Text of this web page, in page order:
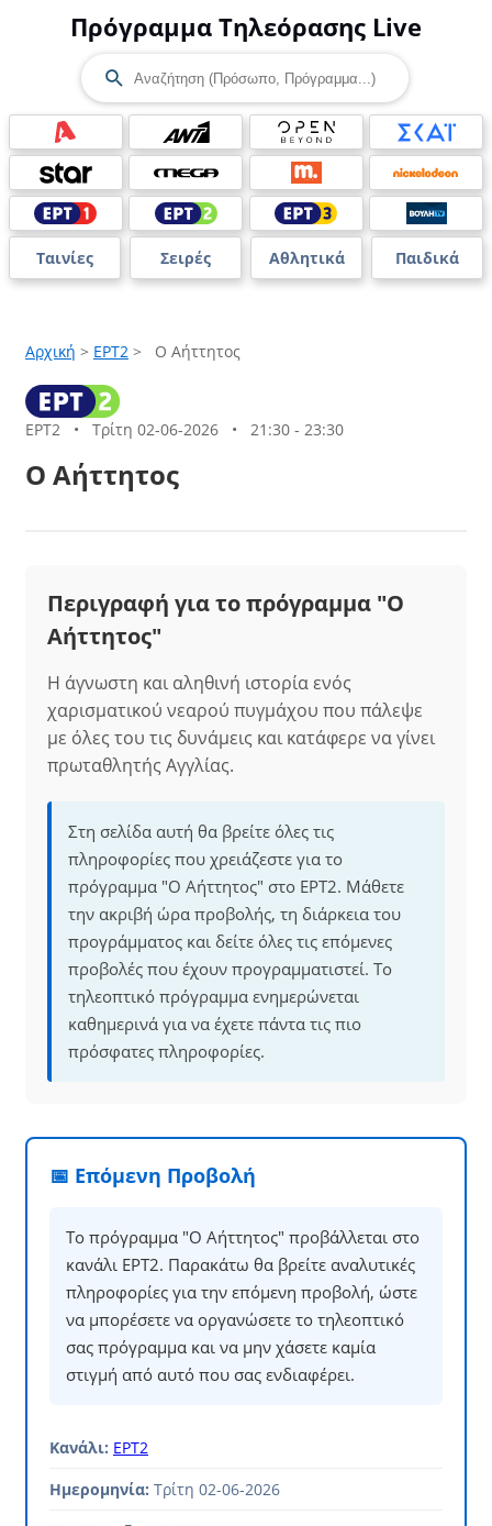
Πρόγραμμα Τηλεόρασης Live
Ταινίες Σειρές Αθλητικά Παιδικά
Αρχική > ΕΡΤ2 > Ο Aήττητος
ΕΡΤ2 • Τρίτη 02-06-2026 • 21:30 - 23:30
Ο Aήττητος
Περιγραφή για το πρόγραμμα "Ο
Aήττητος"
Η άγνωστη και αληθινή ιστορία ενός
χαρισματικού νεαρού πυγμάχου που πάλεψε
με όλες του τις δυνάμεις και κατάφερε να γίνει
πρωταθλητής Αγγλίας.
Στη σελίδα αυτή θα βρείτε όλες τις
πληροφορίες που χρειάζεστε για το
πρόγραμμα "Ο Aήττητος" στο ΕΡΤ2. Μάθετε
την ακριβή ώρα προβολής, τη διάρκεια του
προγράμματος και δείτε όλες τις επόμενες
προβολές που έχουν προγραμματιστεί. Το
τηλεοπτικό πρόγραμμα ενημερώνεται
καθημερινά για να έχετε πάντα τις πιο
πρόσφατες πληροφορίες.
📅 Επόμενη Προβολή
Το πρόγραμμα "Ο Aήττητος" προβάλλεται στο
κανάλι ΕΡΤ2. Παρακάτω θα βρείτε αναλυτικές
πληροφορίες για την επόμενη προβολή, ώστε
να μπορέσετε να οργανώσετε το τηλεοπτικό
σας πρόγραμμα και να μην χάσετε καμία
στιγμή από αυτό που σας ενδιαφέρει.
Κανάλι: ΕΡΤ2
Ημερομηνία: Τρίτη 02-06-2026